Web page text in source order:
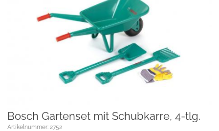
Bosch Gartenset mit Schubkarre, 4-tlg.
Artikelnummer: 2752